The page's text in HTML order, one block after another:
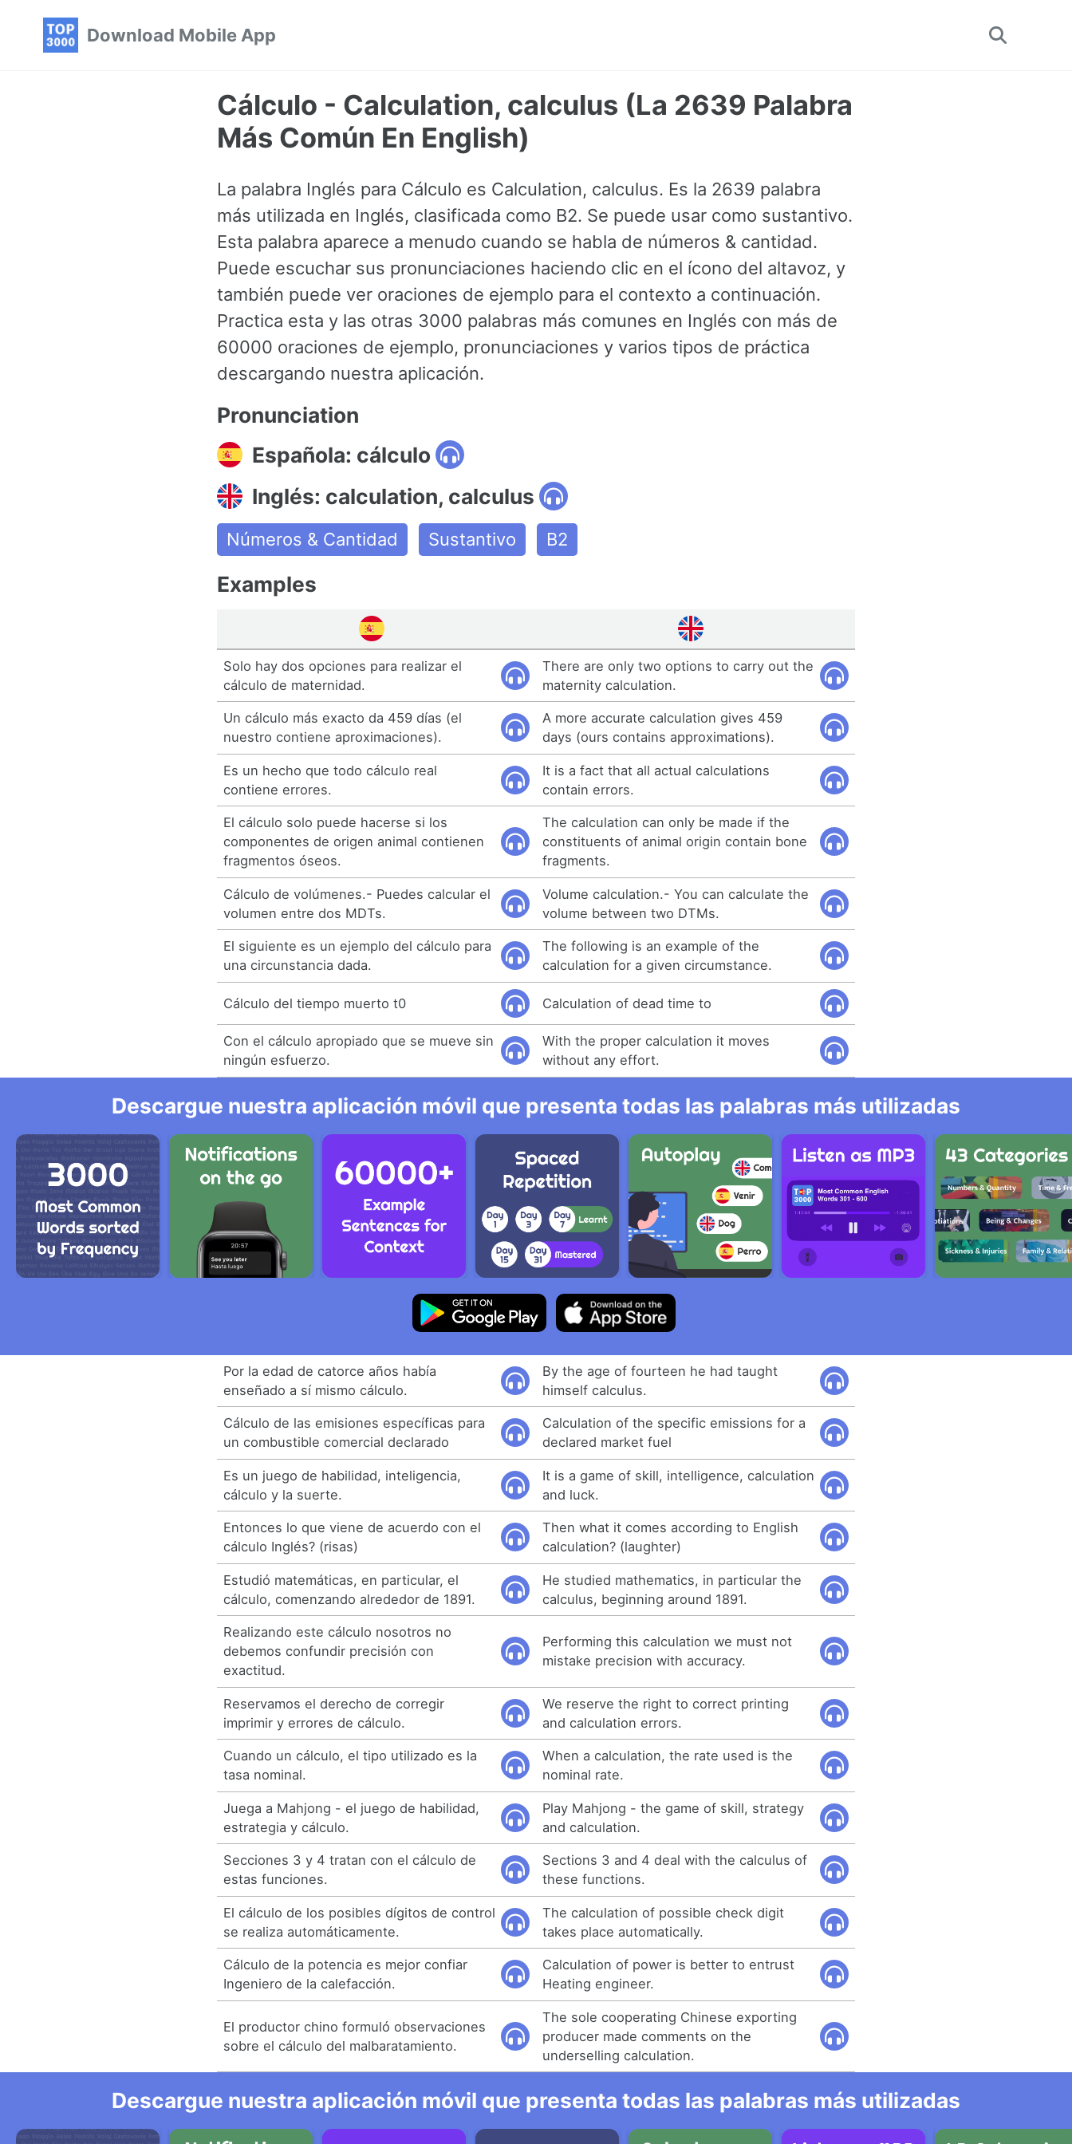
Download Mobile App
Toggle
Cálculo - Calculation, calculus (La 2639 Palabra
Más Común En English)
La palabra Inglés para Cálculo es Calculation, calculus. Es la 2639 palabra
más utilizada en Inglés, clasificada como B2. Se puede usar como sustantivo.
Esta palabra aparece a menudo cuando se habla de números & cantidad.
Puede escuchar sus pronunciaciones haciendo clic en el ícono del altavoz, y
también puede ver oraciones de ejemplo para el contexto a continuación.
Practica esta y las otras 3000 palabras más comunes en Inglés con más de
60000 oraciones de ejemplo, pronunciaciones y varios tipos de práctica
descargando nuestra aplicación.
Pronunciation
Española: cálculo
Inglés: calculation, calculus
Números & Cantidad Sustantivo B2
Examples
Solo hay dos opciones para realizar el
cálculo de maternidad.
There are only two options to carry out the
maternity calculation.
Un cálculo más exacto da 459 días (el
nuestro contiene aproximaciones).
A more accurate calculation gives 459
days (ours contains approximations).
Es un hecho que todo cálculo real
contiene errores.
It is a fact that all actual calculations
contain errors.
El cálculo solo puede hacerse si los
componentes de origen animal contienen
fragmentos óseos.
The calculation can only be made if the
constituents of animal origin contain bone
fragments.
Cálculo de volúmenes.- Puedes calcular el
volumen entre dos MDTs.
Volume calculation.- You can calculate the
volume between two DTMs.
El siguiente es un ejemplo del cálculo para
una circunstancia dada.
The following is an example of the
calculation for a given circumstance.
Cálculo del tiempo muerto t0 Calculation of dead time to
Con el cálculo apropiado que se mueve sin
ningún esfuerzo.
With the proper calculation it moves
without any effort.
Descargue nuestra aplicación móvil que presenta todas las palabras más utilizadas
Por la edad de catorce años había
enseñado a sí mismo cálculo.
By the age of fourteen he had taught
himself calculus.
Cálculo de las emisiones específicas para
un combustible comercial declarado
Calculation of the specific emissions for a
declared market fuel
Es un juego de habilidad, inteligencia,
cálculo y la suerte.
It is a game of skill, intelligence, calculation
and luck.
Entonces lo que viene de acuerdo con el
cálculo Inglés? (risas)
Then what it comes according to English
calculation? (laughter)
Estudió matemáticas, en particular, el
cálculo, comenzando alrededor de 1891.
He studied mathematics, in particular the
calculus, beginning around 1891.
Realizando este cálculo nosotros no
debemos confundir precisión con
exactitud.
Performing this calculation we must not
mistake precision with accuracy.
Reservamos el derecho de corregir
imprimir y errores de cálculo.
We reserve the right to correct printing
and calculation errors.
Cuando un cálculo, el tipo utilizado es la
tasa nominal.
When a calculation, the rate used is the
nominal rate.
Juega a Mahjong - el juego de habilidad,
estrategia y cálculo.
Play Mahjong - the game of skill, strategy
and calculation.
Secciones 3 y 4 tratan con el cálculo de
estas funciones.
Sections 3 and 4 deal with the calculus of
these functions.
El cálculo de los posibles dígitos de control
se realiza automáticamente.
The calculation of possible check digit
takes place automatically.
Cálculo de la potencia es mejor confiar
Ingeniero de la calefacción.
Calculation of power is better to entrust
Heating engineer.
El productor chino formuló observaciones
sobre el cálculo del malbaratamiento.
The sole cooperating Chinese exporting
producer made comments on the
underselling calculation.
Descargue nuestra aplicación móvil que presenta todas las palabras más utilizadas